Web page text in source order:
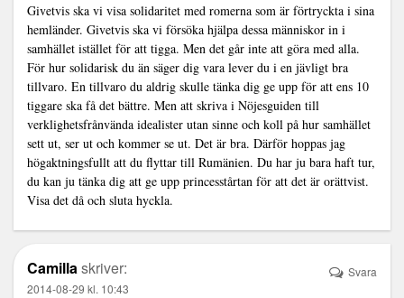
Givetvis ska vi visa solidaritet med romerna som är förtryckta i sina
hemländer. Givetvis ska vi försöka hjälpa dessa människor in i
samhället istället för att tigga. Men det går inte att göra med alla.
För hur solidarisk du än säger dig vara lever du i en jävligt bra
tillvaro. En tillvaro du aldrig skulle tänka dig ge upp för att ens 10
tiggare ska få det bättre. Men att skriva i Nöjesguiden till
verklighetsfrånvända idealister utan sinne och koll på hur samhället
sett ut, ser ut och kommer se ut. Det är bra. Därför hoppas jag
högaktningsfullt att du flyttar till Rumänien. Du har ju bara haft tur,
du kan ju tänka dig att ge upp princesstårtan för att det är orättvist.
Visa det då och sluta hyckla.
Camillaskriver:
2014-08-29 kl. 10:43
Svara